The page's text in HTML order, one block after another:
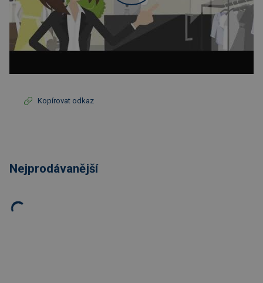
Kopírovat odkaz
Nejprodávanější